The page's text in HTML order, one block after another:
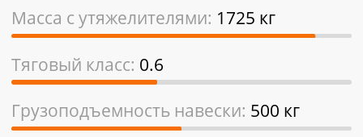
Масса с утяжелителями: 1725 кг
Тяговый класс: 0.6
Грузоподъемность навески: 500 кг